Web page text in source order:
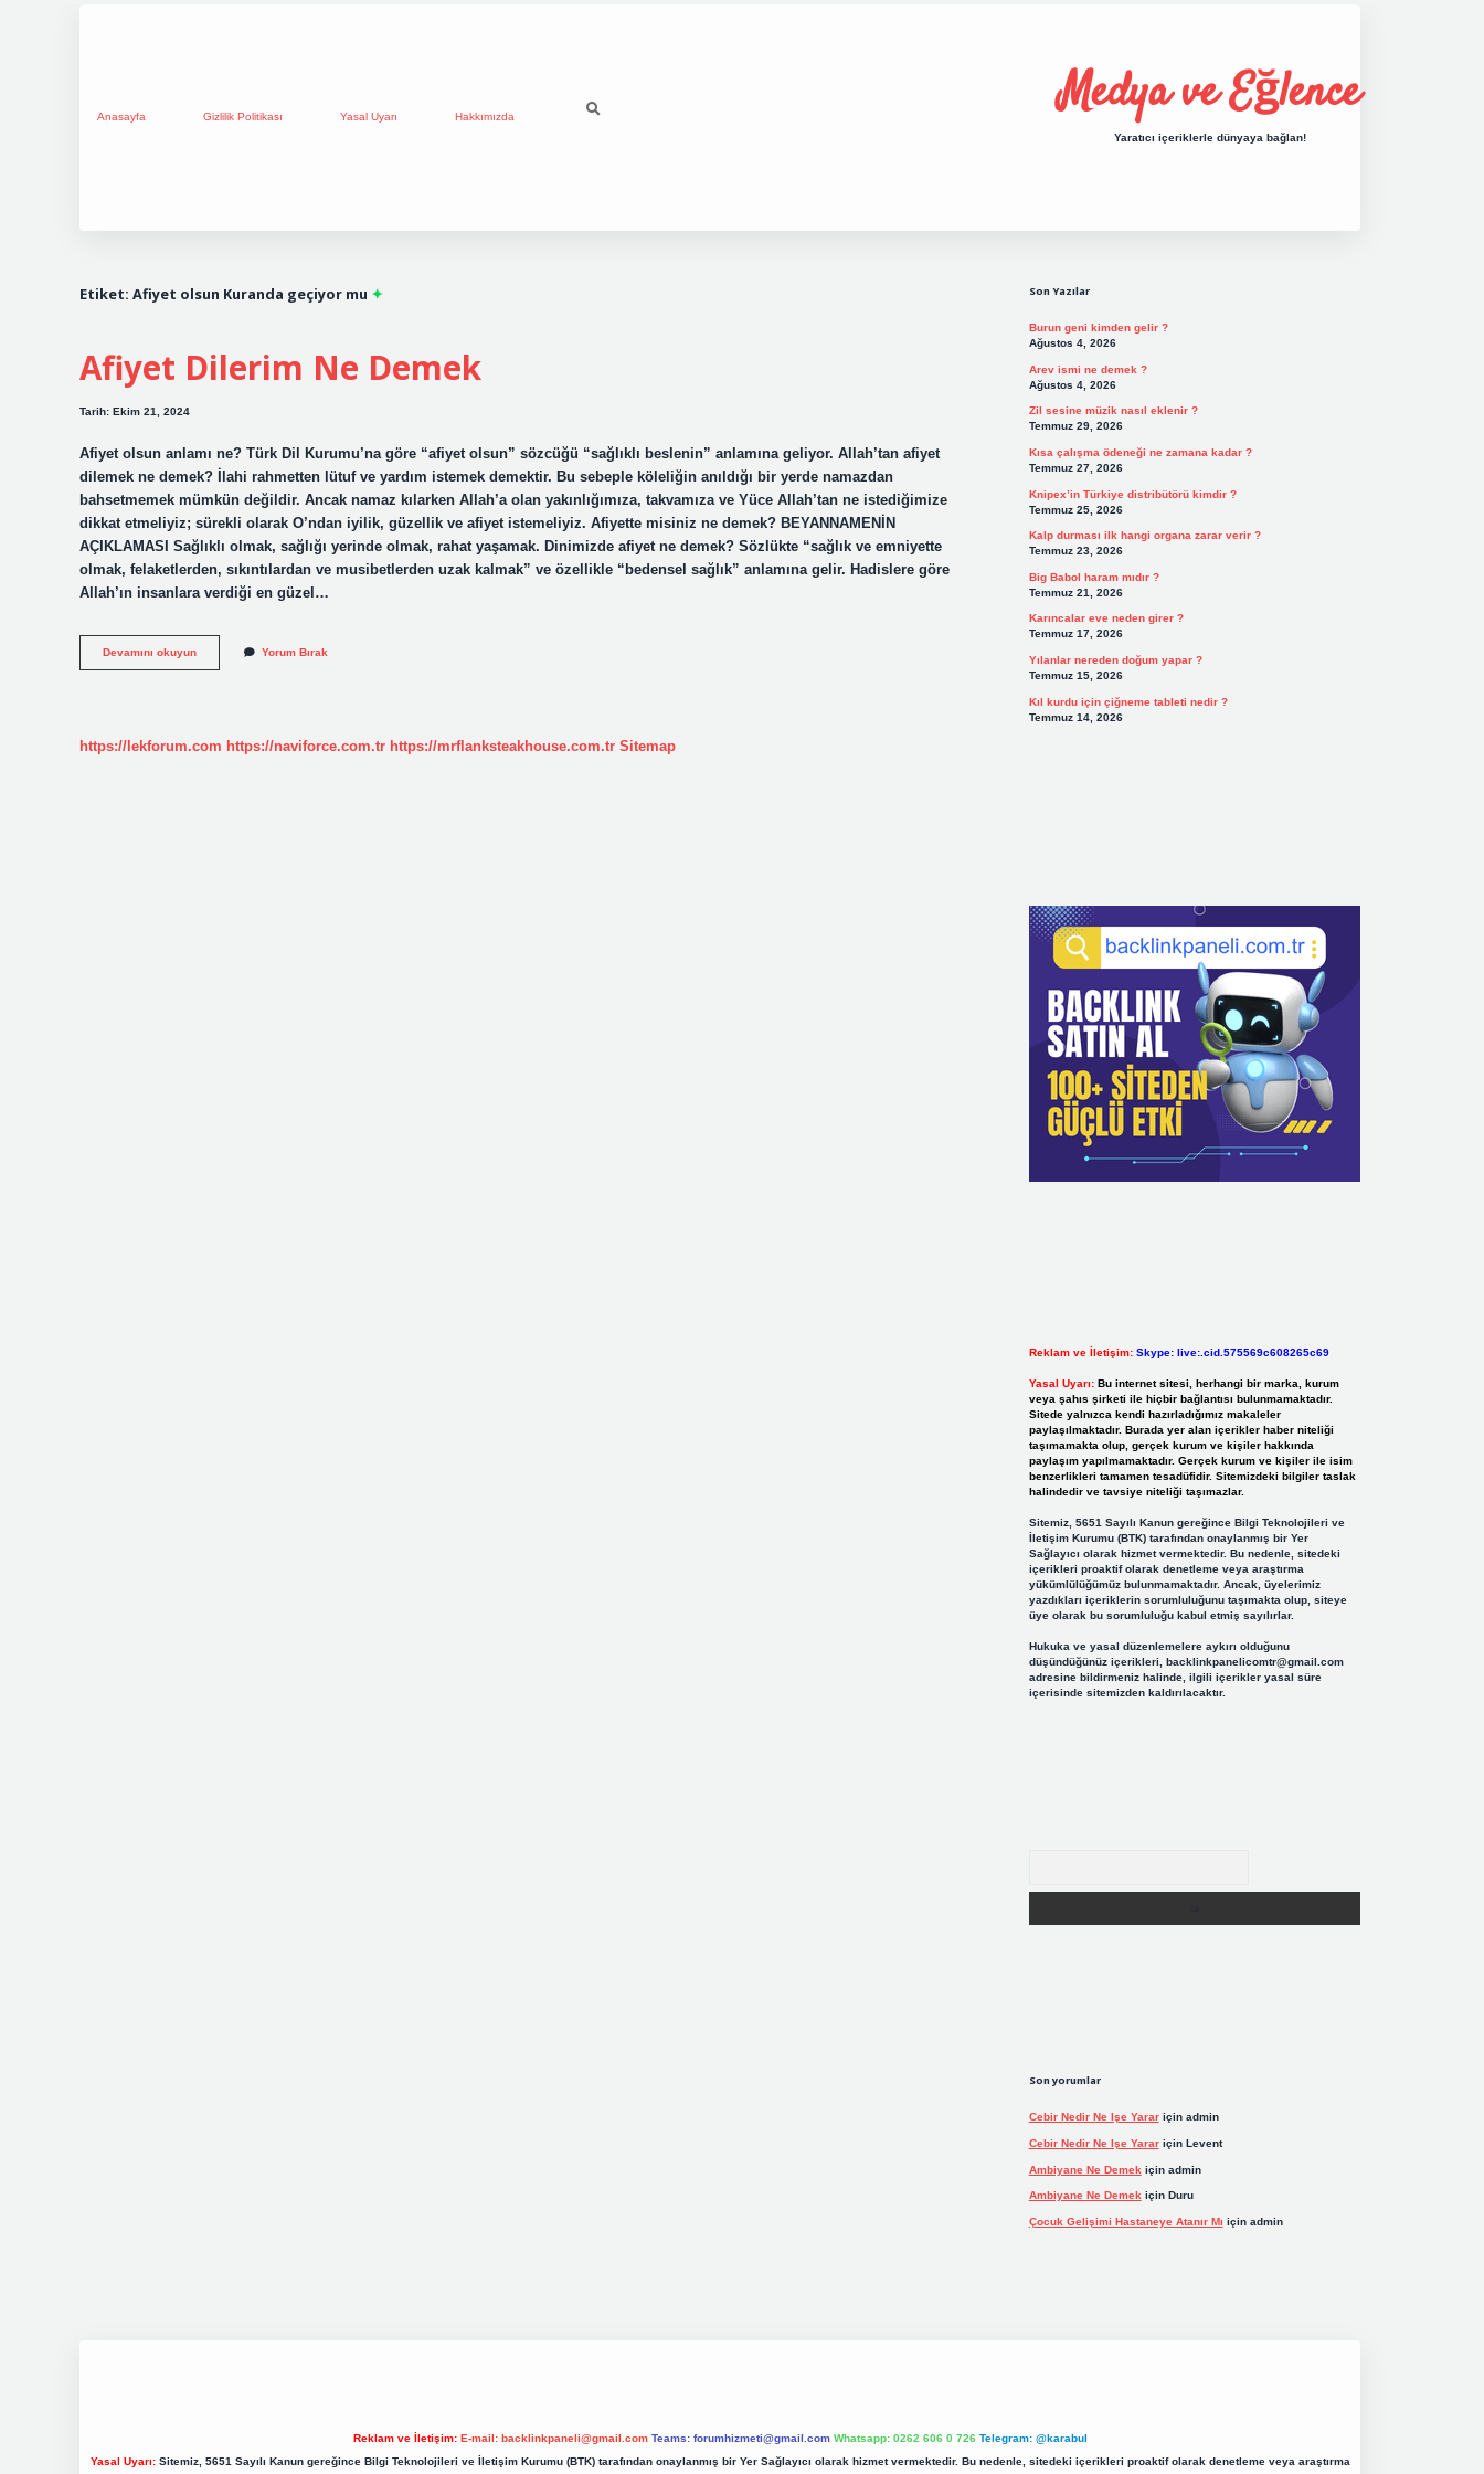
Anasayfa Gizlilik Politikası Yasal Uyarı Hakkımızda Medya ve Eğlence
Yaratıcı içeriklerle dünyaya bağlan!
Etiket: Afiyet olsun Kuranda geçiyor mu
Afiyet Dilerim Ne Demek
Tarih: Ekim 21, 2024
Afiyet olsun anlamı ne? Türk Dil Kurumu’na göre “afiyet olsun” sözcüğü “sağlıklı beslenin” anlamına geliyor. Allah’tan afiyet
dilemek ne demek? İlahi rahmetten lütuf ve yardım istemek demektir. Bu sebeple köleliğin anıldığı bir yerde namazdan
bahsetmemek mümkün değildir. Ancak namaz kılarken Allah’a olan yakınlığımıza, takvamıza ve Yüce Allah’tan ne istediğimize
dikkat etmeliyiz; sürekli olarak O’ndan iyilik, güzellik ve afiyet istemeliyiz. Afiyette misiniz ne demek? BEYANNAMENİN
AÇIKLAMASI Sağlıklı olmak, sağlığı yerinde olmak, rahat yaşamak. Dinimizde afiyet ne demek? Sözlükte “sağlık ve emniyette
olmak, felaketlerden, sıkıntılardan ve musibetlerden uzak kalmak” ve özellikle “bedensel sağlık” anlamına gelir. Hadislere göre
Allah’ın insanlara verdiği en güzel…
Devamını okuyunAfiyet
Dilerim
Yorum Bırak
https://lekforum.com https://naviforce.com.tr https://mrflanksteakhouse.com.tr Sitemap
Son Yazılar
Burun geni kimden gelir ?
Ağustos 4, 2026
Arev ismi ne demek ?
Ağustos 4, 2026
Zil sesine müzik nasıl eklenir ?
Temmuz 29, 2026
Kısa çalışma ödeneği ne zamana kadar ?
Temmuz 27, 2026
Knipex’in Türkiye distribütörü kimdir ?
Temmuz 25, 2026
Kalp durması ilk hangi organa zarar verir ?
Temmuz 23, 2026
Big Babol haram mıdır ?
Temmuz 21, 2026
Karıncalar eve neden girer ?
Temmuz 17, 2026
Yılanlar nereden doğum yapar ?
Temmuz 15, 2026
Kıl kurdu için çiğneme tableti nedir ?
Temmuz 14, 2026
Reklam ve İletişim: Skype: live:.cid.575569c608265c69
Yasal Uyarı: Bu internet sitesi, herhangi bir marka, kurum
veya şahıs şirketi ile hiçbir bağlantısı bulunmamaktadır.
Sitede yalnızca kendi hazırladığımız makaleler
paylaşılmaktadır. Burada yer alan içerikler haber niteliği
taşımamakta olup, gerçek kurum ve kişiler hakkında
paylaşım yapılmamaktadır. Gerçek kurum ve kişiler ile isim
benzerlikleri tamamen tesadüfidir. Sitemizdeki bilgiler taslak
halindedir ve tavsiye niteliği taşımazlar.
Sitemiz, 5651 Sayılı Kanun gereğince Bilgi Teknolojileri ve
İletişim Kurumu (BTK) tarafından onaylanmış bir Yer
Sağlayıcı olarak hizmet vermektedir. Bu nedenle, sitedeki
içerikleri proaktif olarak denetleme veya araştırma
yükümlülüğümüz bulunmamaktadır. Ancak, üyelerimiz
yazdıkları içeriklerin sorumluluğunu taşımakta olup, siteye
üye olarak bu sorumluluğu kabul etmiş sayılırlar.
Hukuka ve yasal düzenlemelere aykırı olduğunu
düşündüğünüz içerikleri, backlinkpanelicomtr@gmail.com
adresine bildirmeniz halinde, ilgili içerikler yasal süre
içerisinde sitemizden kaldırılacaktır.
Son yorumlar
Cebir Nedir Ne Işe Yarariçin admin
Cebir Nedir Ne Işe Yarariçin Levent
Ambiyane Ne Demek için admin
Ambiyane Ne Demek için Duru
Çocuk Gelişimi Hastaneye Atanır Mı için admin
Reklam ve İletişim: E-mail: backlinkpaneli@gmail.com Teams: forumhizmeti@gmail.com Whatsapp: 0262 606 0 726 Telegram: @karabul
Yasal Uyarı:Sitemiz, 5651 Sayılı Kanun gereğince Bilgi Teknolojileri ve İletişim Kurumu (BTK) tarafından onaylanmış bir Yer Sağlayıcı olarak hizmet vermektedir. Bu nedenle, sitedeki içerikleri proaktif olarak denetleme veya araştırma